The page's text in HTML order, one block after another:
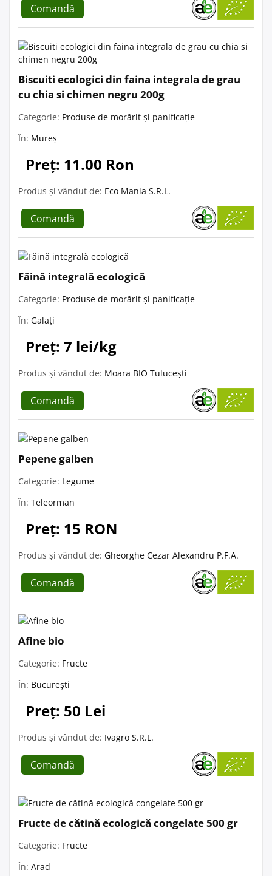
Comandă
Biscuiti ecologici din faina integrala de grau
cu chia si chimen negru 200g
Categorie: Produse de morărit și panificație
În: Mureș
Preț: 11.00 Ron
Produs și vândut de: Eco Mania S.R.L.
Comandă
Făină integrală ecologică
Categorie: Produse de morărit și panificație
În: Galați
Preț: 7 lei/kg
Produs și vândut de: Moara BIO Tulucești
Comandă
Pepene galben
Categorie: Legume
În: Teleorman
Preț: 15 RON
Produs și vândut de: Gheorghe Cezar Alexandru P.F.A.
Comandă
Afine bio
Categorie: Fructe
În: București
Preț: 50 Lei
Produs și vândut de: Ivagro S.R.L.
Comandă
Fructe de cătină ecologică congelate 500 gr
Categorie: Fructe
În: Arad